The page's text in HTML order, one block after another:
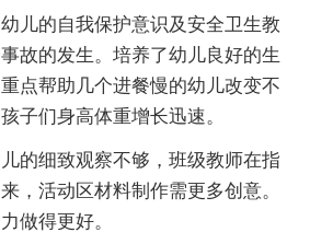
的自我保护意识及安全卫生教
故的发生。培养了幼儿良好的生
点帮助几个进餐慢的幼儿改变不
子们身高体重增长迅速。
细致观察不够，班级教师在指
，活动区材料制作需更多创意。
做得更好。